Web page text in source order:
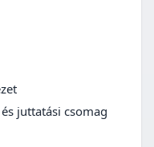
juttatási csomag